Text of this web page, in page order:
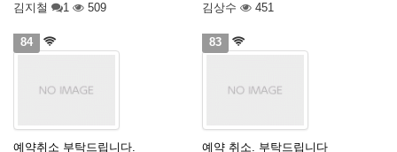
김지철
1 509
김상수
451
84
예약취소 부탁드립니다.
83
예약 취소. 부탁드립니다